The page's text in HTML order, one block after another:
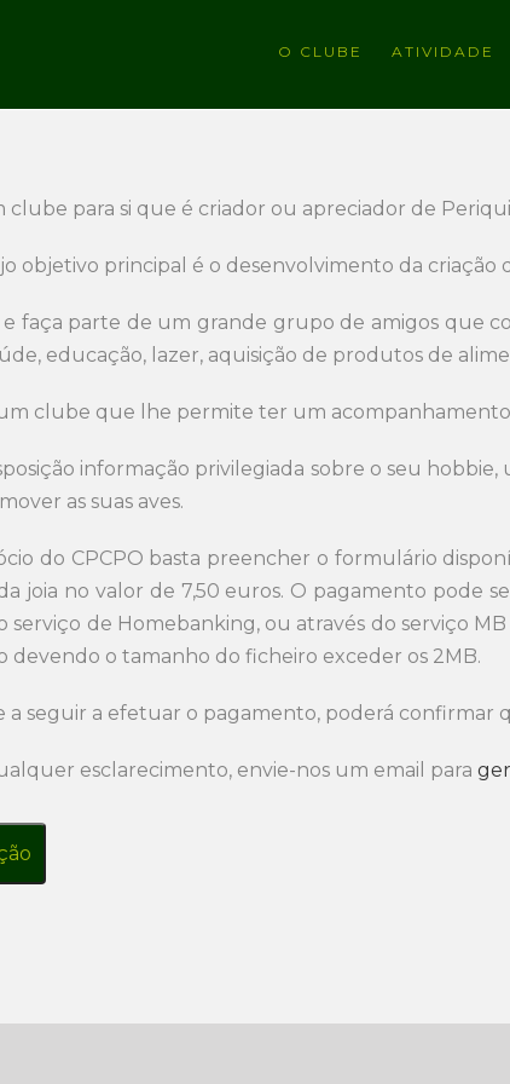
O CLUBE ATIVIDADE
clube para si que é criador ou apreciador de
objetivo principal é o desenvolvimento da criação
faça parte de um grande grupo de amigos que
educação, lazer, aquisição de produtos de
clube que lhe permite ter um acompanhamento
informação privilegiada sobre o seu
as suas aves.
do CPCPO basta preencher o formulário
joia no valor de 7,50 euros. O pagamento pode
serviço de Homebanking, ou através do serviço
devendo o tamanho do ficheiro exceder os 2MB.
a seguir a efetuar o pagamento, poderá confirmar
esclarecimento, envie-nos um email para